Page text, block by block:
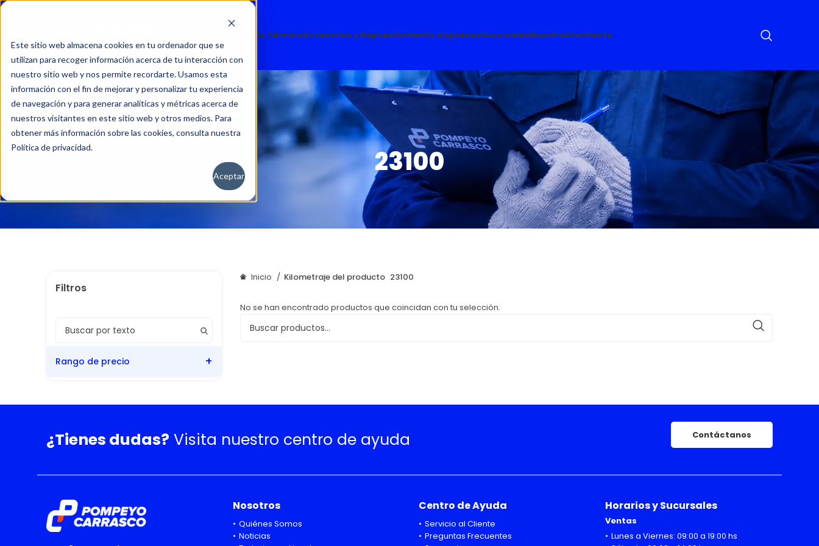
Este sitio web almacena cookies en tu ordenador que se
utilizan para recoger información acerca de tu interacción con
nuestro sitio web y nos permite recordarte. Usamos esta
información con el fin de mejorar y personalizar tu experiencia
de navegación y para generar analíticas y métricas acerca de
nuestros visitantes en este sitio web y otros medios. Para
obtener más información sobre las cookies, consulta nuestra
Política de privacidad.
Aceptar
Servicio TécnicoAccesorios y RepuestosVenta EmpresasSucursalesNosotrosContacto
23100
Rango de precio
Inicio Kilometraje del producto 23100
No se han encontrado productos que coincidan con tu selección.
¿Tienes dudas? Visita nuestro centro de ayuda Contáctanos
Nosotros
Quiénes Somos
Noticias
Centro de Ayuda
Servicio al Cliente
Preguntas Frecuentes
Horarios y Sucursales
Ventas
Lunes a Viernes: 09:00 a 19:00 hs